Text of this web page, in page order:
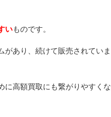
いものです。
があり、続けて販売されていま
に高額買取にも繋がりやすくな